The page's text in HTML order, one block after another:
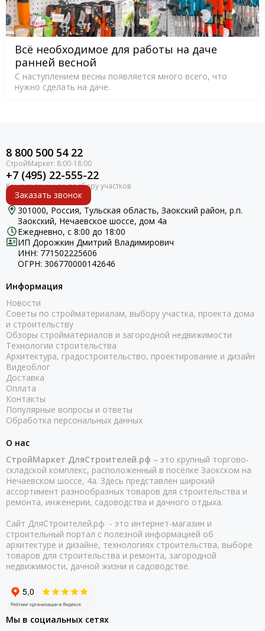
Всё необходимое для работы на даче
ранней весной
С наступлением весны появляется много всего, что
нужно сделать на даче.
8 800 500 54 22
+7 (495) 22-555-22
Заказать звонок
301000, Россия, Тульская область, Заокский район, р.п.
Заокский, Нечаевское шоссе, дом 4а
Ежедневно, с 8:00 до 18:00
ИП Дорожкин Дмитрий Владимирович
ИНН: 771502225606
ОГРН: 306770000142646
Информация
Новости
Советы по стройматериалам, выбору участка, проекта дома
и строительству
Обзоры стройматериалов и загородной недвижимости
Технологии строительства
Архитектура, градостроительство, проектирование и дизайн
Видеоблог
Доставка
Оплата
Контакты
Популярные вопросы и ответы
Обработка персональных данных
О нас
СтройМаркет ДляСтроителей.рф – это крупный торгово-
складской комплекс, расположенный в посёлке Заокском на
Нечаевском шоссе, 4а. Здесь представлен широкий
ассортимент разнообразных товаров для строительства и
ремонта, инженерии, садоводства и дачного отдыха.
Сайт ДляСтроителей.рф - это интернет-магазин и
строительный портал с полезной информацией об
архитектуре и дизайне, технологиях строительства, выборе
товаров для строительства и ремонта, загородной
недвижимости, дачной жизни и садоводстве.
Мы в социальных сетях